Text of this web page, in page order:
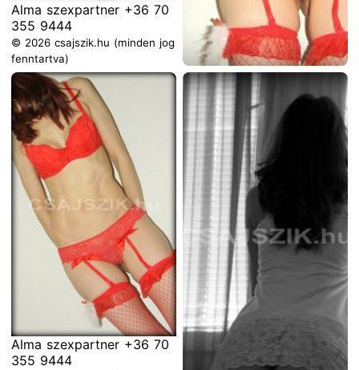
Alma szexpartner +36 70
355 9444
© 2026 csajszik.hu (minden jog
fenntartva)
Alma szexpartner +36 70
355 9444
© 2026 csajszik.hu (minden jog
fenntartva)
Alma szexpartner +36 70
355 9444